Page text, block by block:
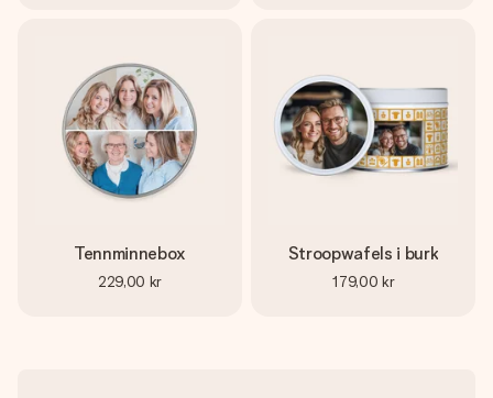
Tennminnebox
229,00 kr
Stroopwafels i burk
179,00 kr